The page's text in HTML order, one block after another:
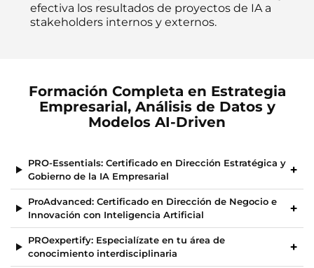
efectiva los resultados de proyectos de IA a
stakeholders internos y externos.
Formación Completa en Estrategia
Empresarial, Análisis de Datos y
Modelos AI-Driven
PRO-Essentials: Certificado en Dirección Estratégica y
Gobierno de la IA Empresarial
ProAdvanced: Certificado en Dirección de Negocio e
Innovación con Inteligencia Artificial
PROexpertify: Especialízate en tu área de
conocimiento interdisciplinaria